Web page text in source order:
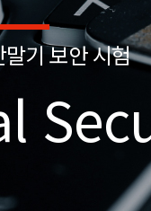
기 보안 시험